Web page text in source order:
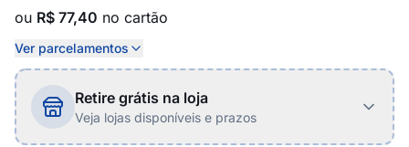
ou R$ 77,40 no cartão
Ver parcelamentos
Retire grátis na loja
Veja lojas disponíveis e prazos